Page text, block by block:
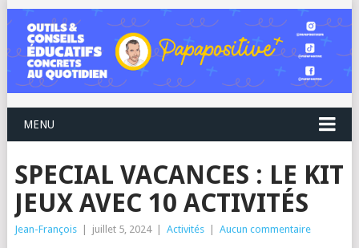
MENU
SPECIAL VACANCES : LE KIT
JEUX AVEC 10 ACTIVITÉS
Jean-François juillet 5, 2024 Activités Aucun commentaire